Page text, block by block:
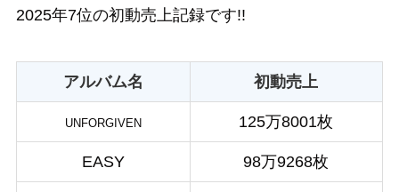
2025年7位の初動売上記録です!!
アルバム名 初動売上
UNFORGIVEN 125万8001枚
EASY 98万9268枚